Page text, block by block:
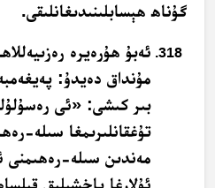
گۇناھ ھېسابلىنىدىغانلىقى.
ئەبۇ ھۇرەيرە
مۇنداق دەيدۇ:
بىر كىشى: «ئى
تۇغقانلىرىمغا سىلە-
مەندىن سىلە-رەھىمنى
ئۇلارغا ياخشىلىق